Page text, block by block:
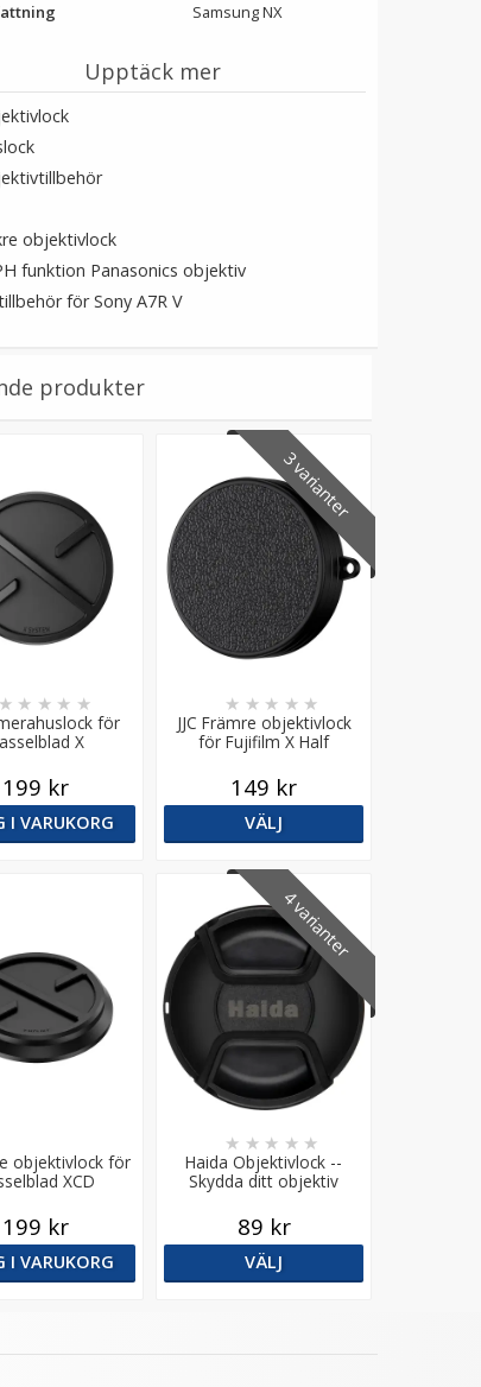
Samsung NX
Upptäck mer
objektivlock
funktion Panasonics objektiv
tillbehör för Sony A7R V
produkter
för
X
★ ★ ★ ★ ★
199 kr
I VARUKORG
3 varianter
JJC Främre objektivlock
för Fujifilm X Half
★ ★ ★ ★ ★
149 kr
VÄLJ
objektivlock för
XCD
199 kr
I VARUKORG
4 varianter
Haida Objektivlock --
Skydda ditt objektiv
★ ★ ★ ★ ★
89 kr
VÄLJ